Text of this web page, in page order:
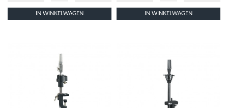
IN WINKELWAGEN IN WINKELWAGEN